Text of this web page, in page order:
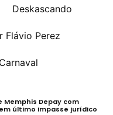
Deskascando
Flávio Perez
Carnaval
Memphis Depay com
último impasse jurídico